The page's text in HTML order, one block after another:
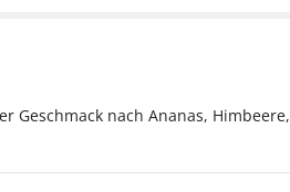
Geschmack nach Ananas, Himbeere,